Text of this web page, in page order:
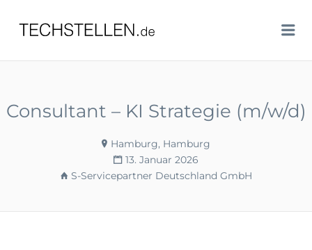
TECHSTELLEN.DE
Consultant – KI Strategie (m/w/d)
Hamburg, Hamburg
13. Januar 2026
S-Servicepartner Deutschland GmbH